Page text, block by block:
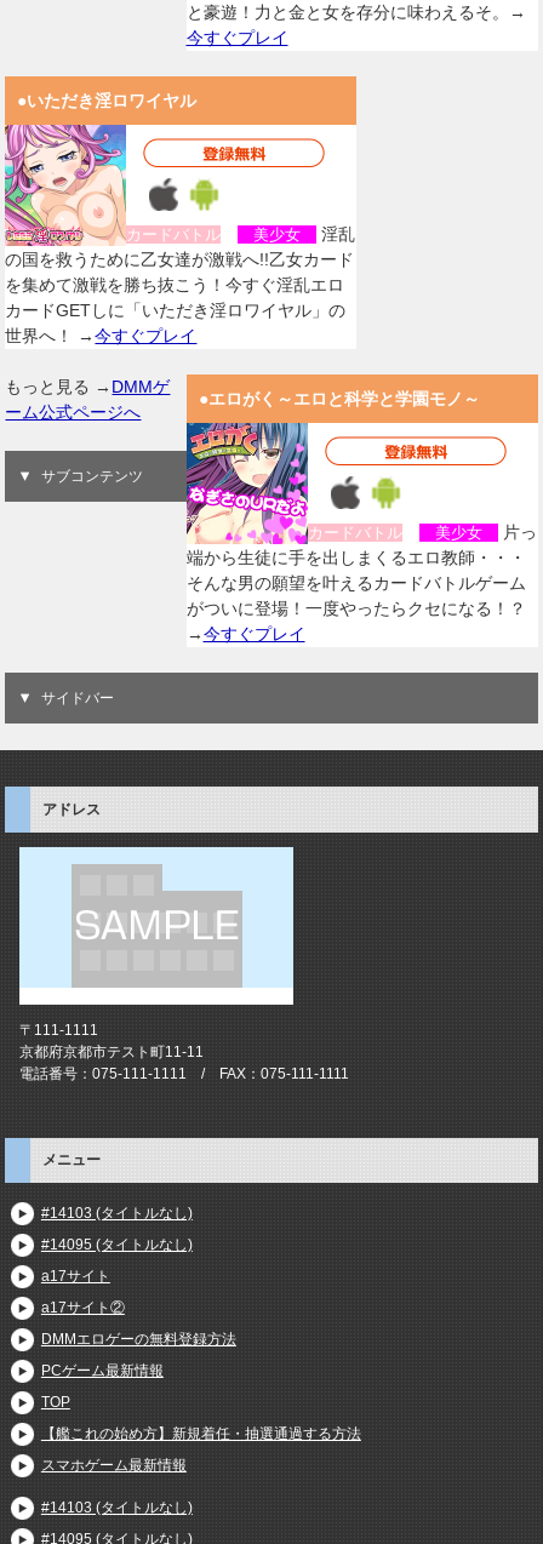
と豪遊！力と金と女を存分に味わえるそ。→
今すぐプレイ
●いただき淫ロワイヤル
カードバトル 美少女
淫乱
の国を救うために乙女達が激戦へ!!乙女カード
を集めて激戦を勝ち抜こう！今すぐ淫乱エロ
カードGETしに「いただき淫ロワイヤル」の
世界へ！ →今すぐプレイ
●エロがく～エロと科学と学園モノ～
カードバトル 美少女
片っ
端から生徒に手を出しまくるエロ教師・・・
そんな男の願望を叶えるカードバトルゲーム
がついに登場！一度やったらクセになる！？
→今すぐプレイ
もっと見る → DMMゲ
ーム公式ページへ
サブコンテンツ
サイドバー
アドレス
〒111-1111
京都府京都市テスト町11-11
電話番号：075-111-1111 / FAX：075-111-1111
メニュー
#14103 (タイトルなし)
#14095 (タイトルなし)
a17サイト
a17サイト②
DMMエロゲーの無料登録方法
PCゲーム最新情報
TOP
【艦これの始め方】新規着任・抽選通過する方法
スマホゲーム最新情報
#14103 (タイトルなし)
#14095 (タイトルなし)